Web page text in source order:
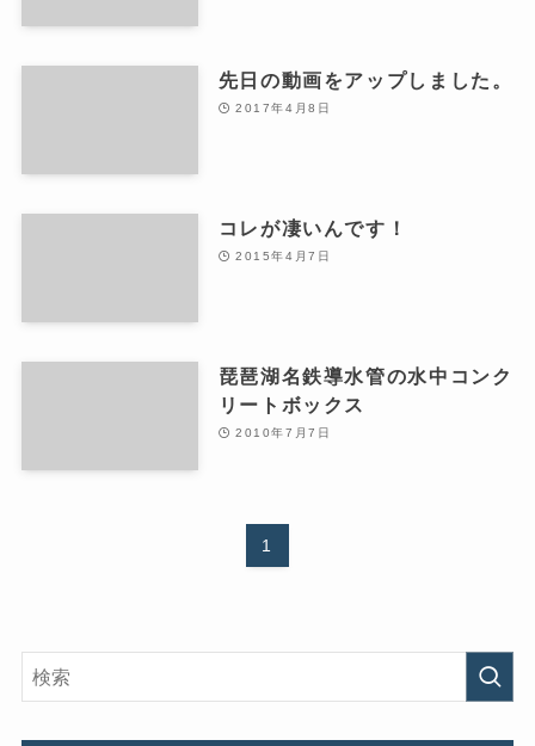
先日の動画をアップしました。
2017年4月8日
コレが凄いんです！
2015年4月7日
琵琶湖名鉄導水管の水中コンク
リートボックス
2010年7月7日
1